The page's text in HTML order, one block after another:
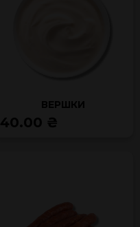
ВЕРШКИ
40.00 ₴